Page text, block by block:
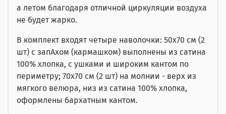
а летом благодаря отличной циркуляции воздуха
не будет жарко.
В комплект входят четыре наволочки: 50x70 см (2
шт) с запАхом (кармашком) выполнены из сатина
100% хлопка, с ушками и широким кантом по
периметру; 70x70 см (2 шт) на молнии - верх из
мягкого велюра, низ из сатина 100% хлопка,
оформлены бархатным кантом.